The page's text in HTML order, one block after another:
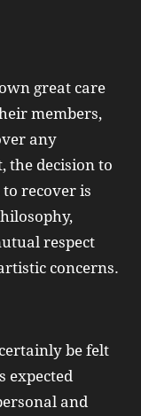
great care
members,
any
the decision to
to recover is
respect
concerns.
be felt
expected
and